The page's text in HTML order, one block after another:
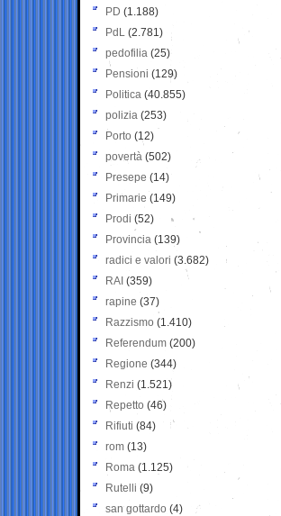
PD (1.188)
PdL (2.781)
pedofilia (25)
Pensioni (129)
Politica (40.855)
polizia (253)
Porto (12)
povertà (502)
Presepe (14)
Primarie (149)
Prodi (52)
Provincia (139)
radici e valori (3.682)
RAI (359)
rapine (37)
Razzismo (1.410)
Referendum (200)
Regione (344)
Renzi (1.521)
Repetto (46)
Rifiuti (84)
rom (13)
Roma (1.125)
Rutelli (9)
san gottardo (4)